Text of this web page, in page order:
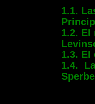
1.1.
1.2.
1.3. El
1.4.